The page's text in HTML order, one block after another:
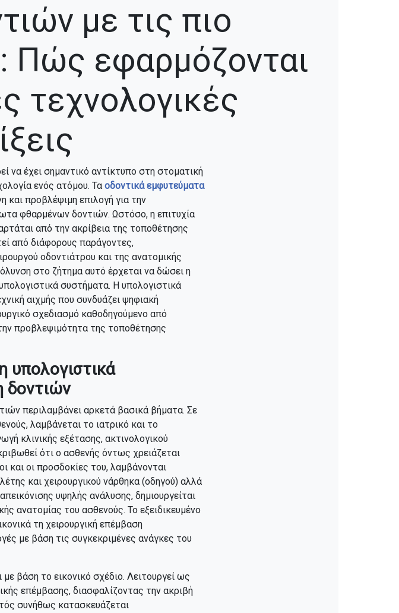
με τις πιο
Πώς εφαρμόζονται
τεχνολογικές
να έχει σημαντικό αντίκτυπο στη στοματική
ενός ατόμου. Τα οδοντικά εμφυτεύματα
και προβλέψιμη επιλογή για την
φθαρμένων δοντιών. Ωστόσο, η επιτυχία
από την ακρίβεια της τοποθέτησης
από διάφορους παράγοντες,
οδοντιάτρου και της ανατομικής
στο ζήτημα αυτό έρχεται να δώσει η
συστήματα. Η υπολογιστικά
αιχμής που συνδυάζει ψηφιακή
σχεδιασμό καθοδηγούμενο από
προβλεψιμότητα της τοποθέτησης
υπολογιστικά
δοντιών
περιλαμβάνει αρκετά βασικά βήματα. Σε
λαμβάνεται το ιατρικό και το
κλινικής εξέτασης, ακτινολογικού
ότι ο ασθενής όντως χρειάζεται
και οι προσδοκίες του, λαμβάνονται
και χειρουργικού νάρθηκα (οδηγού) αλλά
υψηλής ανάλυσης, δημιουργείται
ανατομίας του ασθενούς. Το εξειδικευμένο
τη χειρουργική επέμβαση
με βάση τις συγκεκριμένες ανάγκες του
βάση το εικονικό σχέδιο. Λειτουργεί ως
επέμβασης, διασφαλίζοντας την ακριβή
συνήθως κατασκευάζεται